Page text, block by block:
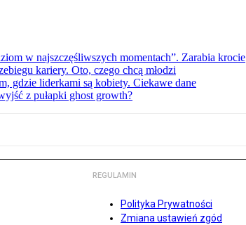
w najszczęśliwszych momentach”. Zarabia krocie
kariery. Oto, czego chcą młodzi
gdzie liderkami są kobiety. Ciekawe dane
z pułapki ghost growth?
REGULAMIN
Polityka Prywatności
Zmiana ustawień zgód